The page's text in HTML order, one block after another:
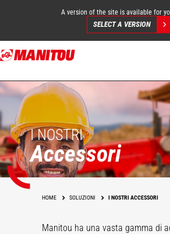
Salta
al
principale
A version of the site is available for
SELECT A VERSION
I NOSTRI
Accessori
HOME SOLUZIONI I NOSTRI ACCESSORI
Manitou ha una vasta gamma di